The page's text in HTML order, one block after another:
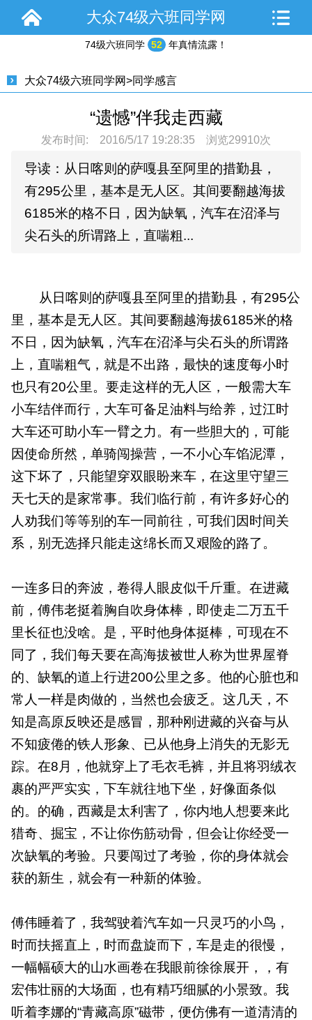
大众74级六班同学网
74级六班同学 52 年真情流露！
大众74级六班同学网>同学感言
“遗憾”伴我走西藏
发布时间: 2016/5/17 19:28:35 浏览29910次
导读：从日喀则的萨嘎县至阿里的措勤县，
有295公里，基本是无人区。其间要翻越海拔
6185米的格不日，因为缺氧，汽车在沼泽与
尖石头的所谓路上，直喘粗...
从日喀则的萨嘎县至阿里的措勤县，有295公
里，基本是无人区。其间要翻越海拔6185米的格
不日，因为缺氧，汽车在沼泽与尖石头的所谓路
上，直喘粗气，就是不出路，最快的速度每小时
也只有20公里。要走这样的无人区，一般需大车
小车结伴而行，大车可备足油料与给养，过江时
大车还可助小车一臂之力。有一些胆大的，可能
因使命所然，单骑闯操营，一不小心车馅泥潭，
这下坏了，只能望穿双眼盼来车，在这里守望三
天七天的是家常事。我们临行前，有许多好心的
人劝我们等等别的车一同前往，可我们因时间关
系，别无选择只能走这绵长而又艰险的路了。
一连多日的奔波，卷得人眼皮似千斤重。在进藏
前，傅伟老挺着胸自吹身体棒，即使走二万五千
里长征也没啥。是，平时他身体挺棒，可现在不
同了，我们每天要在高海拔被世人称为世界屋脊
的、缺氧的道上行进200公里之多。他的心脏也和
常人一样是肉做的，当然也会疲乏。这几天，不
知是高原反映还是感冒，那种刚进藏的兴奋与从
不知疲倦的铁人形象、已从他身上消失的无影无
踪。在8月，他就穿上了毛衣毛裤，并且将羽绒衣
裹的严严实实，下车就往地下坐，好像面条似
的。的确，西藏是太利害了，你内地人想要来此
猎奇、掘宝，不让你伤筋动骨，但会让你经受一
次缺氧的考验。只要闯过了考验，你的身体就会
获的新生，就会有一种新的体验。
傅伟睡着了，我驾驶着汽车如一只灵巧的小鸟，
时而扶摇直上，时而盘旋而下，车是走的很慢，
一幅幅硕大的山水画卷在我眼前徐徐展开，，有
宏伟壮丽的大场面，也有精巧细腻的小景致。我
听着李娜的“青藏高原”磁带，便仿佛有一道清清的